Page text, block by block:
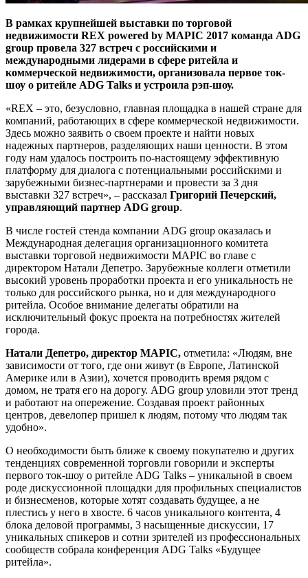
В рамках крупнейшей выставки по торговой
недвижимости REX powered by MAPIC 2017 команда ADG
group провела 327 встреч с российскими и
международными лидерами в сфере ритейла и
коммерческой недвижимости, организовала первое ток-
шоу о ритейле ADG Talks и устроила рэп-шоу.
«REX – это, безусловно, главная площадка в нашей стране для
компаний, работающих в сфере коммерческой недвижимости.
Здесь можно заявить о своем проекте и найти новых
надежных партнеров, разделяющих наши ценности. В этом
году нам удалось построить по-настоящему эффективную
платформу для диалога с потенциальными российскими и
зарубежными бизнес-партнерами и провести за 3 дня
выставки 327 встреч», – рассказал Григорий Печерский,
управляющий партнер ADG group.
В числе гостей стенда компании ADG group оказалась и
Международная делегация организационного комитета
выставки торговой недвижимости MAPIC во главе с
директором Натали Депетро. Зарубежные коллеги отметили
высокий уровень проработки проекта и его уникальность не
только для российского рынка, но и для международного
ритейла. Особое внимание делегаты обратили на
исключительный фокус проекта на потребностях жителей
города.
Натали Депетро, директор MAPIC, отметила: «Людям, вне
зависимости от того, где они живут (в Европе, Латинской
Америке или в Азии), хочется проводить время рядом с
домом, не тратя его на дорогу. ADG group уловили этот тренд
и работают на опережение. Создавая проект районных
центров, девелопер пришел к людям, потому что людям так
удобно».
О необходимости быть ближе к своему покупателю и других
тенденциях современной торговли говорили и эксперты
первого ток-шоу о ритейле ADG Talks – уникальной в своем
роде дискуссионной площадки для профильных специалистов
и бизнесменов, которые хотят создавать будущее, а не
плестись у него в хвосте. 6 часов уникального контента, 4
блока деловой программы, 3 насыщенные дискуссии, 17
уникальных спикеров и сотни зрителей из профессиональных
сообществ собрала конференция ADG Talks «Будущее
ритейла».